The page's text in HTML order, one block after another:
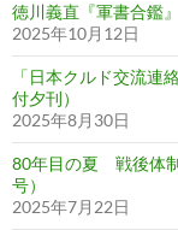
徳川義直『軍書合鑑
2025年10月12日
「日本クルド交流連
付夕刊）
2025年8月30日
80年目の夏 戦後体
号）
2025年7月22日